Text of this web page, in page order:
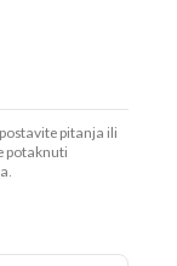
pitanja ili
potaknuti